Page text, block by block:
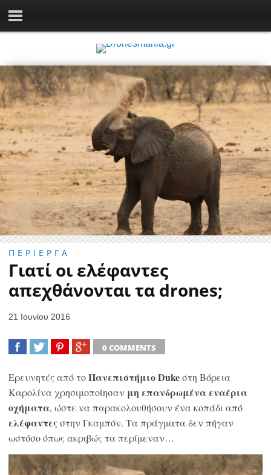
ΠΕΡΙΕΡΓΑ
Γιατί οι ελέφαντες
απεχθάνονται τα drones;
21 Ιουνίου 2016
0 COMMENTS
Ερευνητές από τοΠανεπιστήμιο Dukeστη Βόρεια
Καρολίνα χρησιμοποίησαν μη επανδρωμένα εναέρια
οχήματα, ώστε να παρακολουθήσουν ένα κοπάδι από
ελέφαντεςστην Γκαμπόν. Τα πράγματα δεν πήγαν
ωστόσο όπως ακριβώς τα περίμεναν…